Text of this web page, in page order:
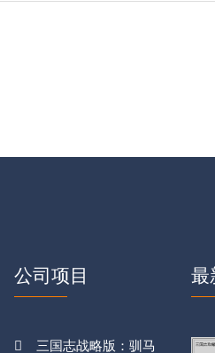
公司项目
三国志战略版：驯马
最